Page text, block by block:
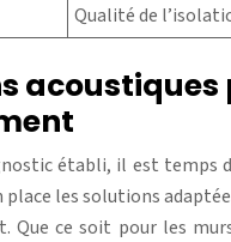
Qualité de
acoustiques
établi, il est temps
les solutions
Que ce soit pour les